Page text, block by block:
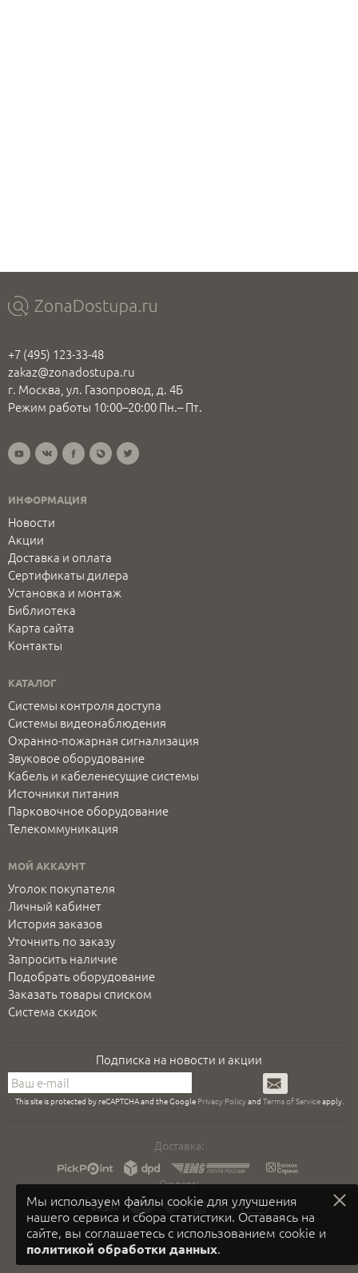
Мы используем файлы cookie для улучшения
нашего сервиса и сбора статистики. Оставаясь на
сайте, вы соглашаетесь с использованием cookie и
политикой обработки данных.
+7 (495) 123-33-48
zakaz@zonadostupa.ru
г. Москва, ул. Газопровод, д. 4Б
Режим работы 10:00–20:00 Пн.– Пт.
ИНФОРМАЦИЯ
Новости
Акции
Доставка и оплата
Сертификаты дилера
Установка и монтаж
Библиотека
Карта сайта
Контакты
КАТАЛОГ
Системы контроля доступа
Системы видеонаблюдения
Охранно-пожарная сигнализация
Звуковое оборудование
Кабель и кабеленесущие системы
Источники питания
Парковочное оборудование
Телекоммуникация
МОЙ АККАУНТ
Уголок покупателя
Личный кабинет
История заказов
Уточнить по заказу
Запросить наличие
Подобрать оборудование
Заказать товары списком
Система скидок
Подписка на новости и акции
Подписаться
This site is protected by reCAPTCHA and the Google Privacy Policyand Terms of Serviceapply.
Доставка:
Оплата: